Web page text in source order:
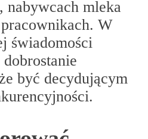
nabywcach mleka
W
świadomości
być decydującym